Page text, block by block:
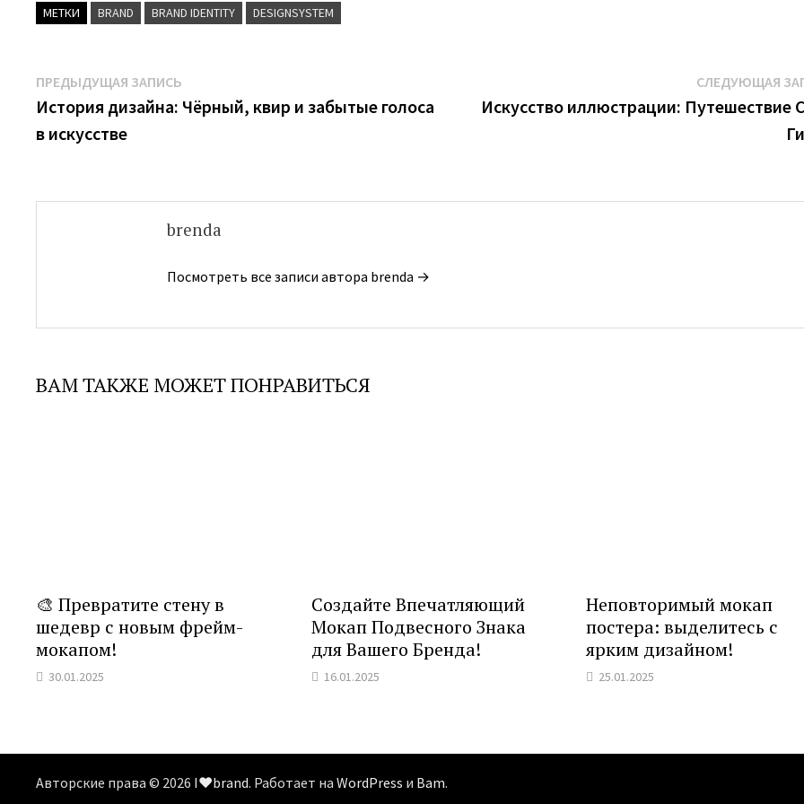
МЕТКИ BRAND BRAND IDENTITY DESIGNSYSTEM
Навигация
по
записям
ПРЕДЫДУЩАЯ ЗАПИСЬ
запись:
История дизайна: Чёрный, квир и забытые голоса
в искусстве
СЛЕДУЮЩАЯ
Искусство иллюстрации: Путешествие
brenda
Посмотреть все записи автора brenda →
ВАМ ТАКЖЕ МОЖЕТ ПОНРАВИТЬСЯ
🎨 Превратите стену в
шедевр с новым фрейм-
мокапом!
30.01.2025
Создайте Впечатляющий
Мокап Подвесного Знака
для Вашего Бренда!
16.01.2025
Неповторимый мокап
постера: выделитесь с
ярким дизайном!
25.01.2025
Авторские права © 2026 I❤️brand. Работает наWordPress и Bam.